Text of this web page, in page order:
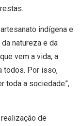
indígena e
natureza e da
vem a vida, a
todos. Por isso,
toda a sociedade”,
de